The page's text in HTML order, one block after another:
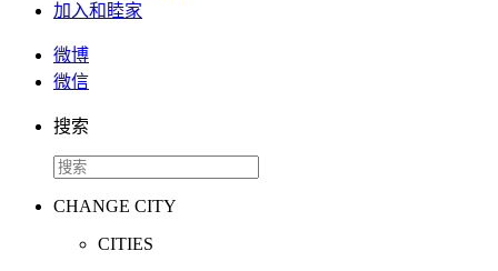
加入和睦家
微博
微信
搜索
CHANGE CITY
CITIES